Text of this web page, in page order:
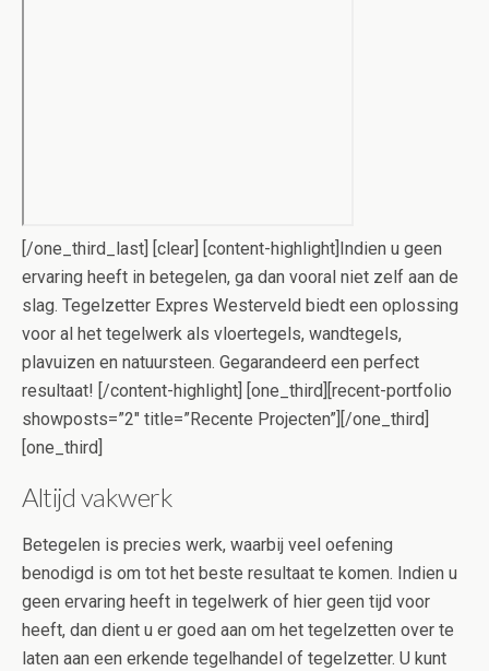
[/one_third_last] [clear] [content-highlight]Indien u geen
ervaring heeft in betegelen, ga dan vooral niet zelf aan de
slag. Tegelzetter Expres Westerveld biedt een oplossing
voor al het tegelwerk als vloertegels, wandtegels,
plavuizen en natuursteen. Gegarandeerd een perfect
resultaat! [/content-highlight] [one_third][recent-portfolio
showposts=”2″ title=”Recente Projecten”][/one_third]
[one_third]
Altijd vakwerk
Betegelen is precies werk, waarbij veel oefening
benodigd is om tot het beste resultaat te komen. Indien u
geen ervaring heeft in tegelwerk of hier geen tijd voor
heeft, dan dient u er goed aan om het tegelzetten over te
laten aan een erkende tegelhandel of tegelzetter. U kunt